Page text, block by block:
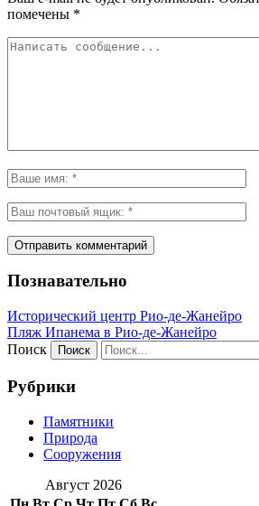
помечены *
Познавательно
Исторический центр Рио-де-Жанейро
Пляж Ипанема в Рио-де-Жанейро
Поиск
Рубрики
Памятники
Природа
Сооружения
Август 2026